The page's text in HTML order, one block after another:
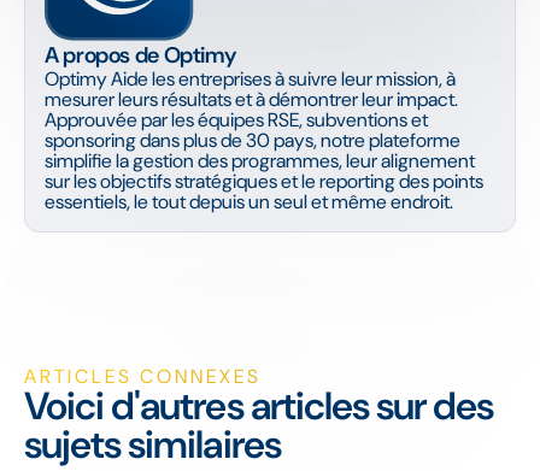
A propos de Optimy
Optimy Aide les entreprises à suivre leur mission, à
mesurer leurs résultats et à démontrer leur impact.
Approuvée par les équipes RSE, subventions et
sponsoring dans plus de 30 pays, notre plateforme
simplifie la gestion des programmes, leur alignement
sur les objectifs stratégiques et le reporting des points
essentiels, le tout depuis un seul et même endroit.
ARTICLES CONNEXES
Voici d'autres articles sur des
sujets similaires